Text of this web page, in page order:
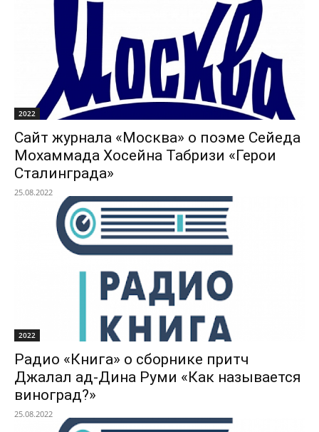
2022
Сайт журнала «Москва» о поэме Сейеда
Мохаммада Хосейна Табризи «Герои
Сталинграда»
25.08.2022
2022
Радио «Книга» о сборнике притч
Джалал ад-Дина Руми «Как называется
виноград?»
25.08.2022